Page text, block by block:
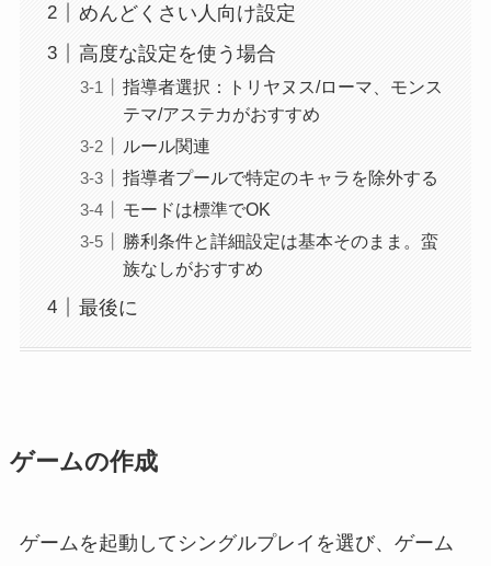
めんどくさい人向け設定
高度な設定を使う場合
指導者選択：トリヤヌス/ローマ、モンス
テマ/アステカがおすすめ
ルール関連
指導者プールで特定のキャラを除外する
モードは標準でOK
勝利条件と詳細設定は基本そのまま。蛮
族なしがおすすめ
最後に
ゲームの作成
ゲームを起動してシングルプレイを選び、ゲーム